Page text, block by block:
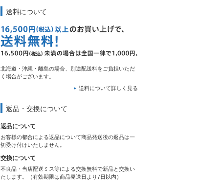
送料について
北海道・沖縄・離島の場合、別途配送料をご負担いただ
く場合がございます。
送料について詳しく見る
返品・交換について
返品について
お客様の都合による返品について商品発送後の返品は一
切受け付けいたしません。
交換について
不良品・当店配送ミス等による交換無料で新品と交換い
たします。（有効期限は商品発送日より7日以内）